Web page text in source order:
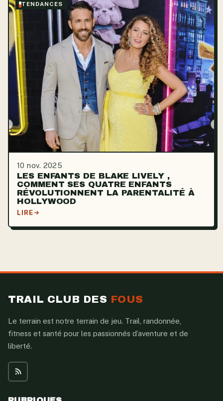
TENDANCES
10 nov. 2025
LES ENFANTS DE BLAKE LIVELY ,
COMMENT SES QUATRE ENFANTS
RÉVOLUTIONNENT LA PARENTALITÉ À
HOLLYWOOD
LIRE
TRAIL CLUB DES FOUS
Le terrain est notre terrain de jeu. Trail, randonnée,
fitness et santé pour les passionnés d’aventure et de
liberté.